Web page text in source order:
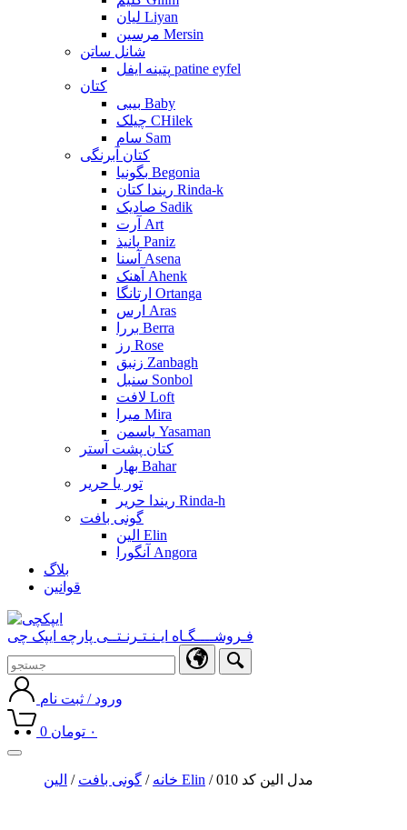
لیان Liyan
مرسین Mersin
شانل ساتن
پتینه ایفل patine eyfel
کتان
بیبی Baby
چیلک CHilek
سام Sam
کتان آبرنگی
بگونیا Begonia
ریندا کتان Rinda-k
صادیک Sadik
آرت Art
پانیذ Paniz
آسنا Asena
آهنک Ahenk
ارتانگا Ortanga
ارس Aras
بررا Berra
رز Rose
زنبق Zanbagh
سنبل Sonbol
لافت Loft
میرا Mira
یاسمن Yasaman
کتان پشت آستر
بهار Bahar
تور یا حریر
ریندا حریر Rinda-h
گونی بافت
الین Elin
آنگورا Angora
بلاگ
قوانین
فـروشــــگـاه ایـنـتـرنـتــی پارچه ایپک چی
ورود / ثبت نام
0 ۰ تومان
Toggle
navigation
خانه / گونی بافت / الین Elin / مدل الین کد 010